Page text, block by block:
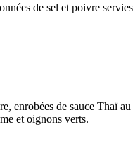
de sel et poivre servies
enrobées de sauce Thaï au
et oignons verts.